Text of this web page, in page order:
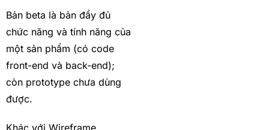
Bản beta là bản đầy đủ
chức năng và tính năng của
một sản phẩm (có code
front-end và back-end);
còn prototype chưa dùng
được.